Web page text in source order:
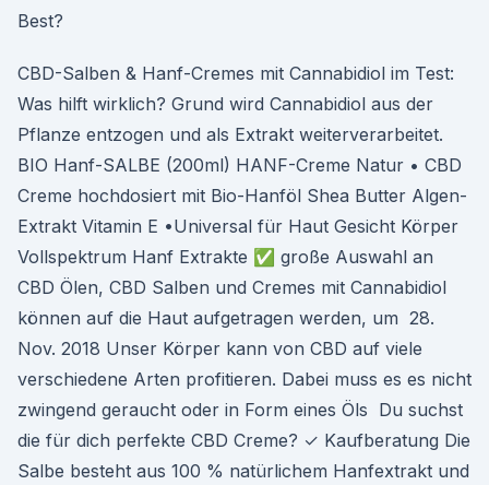
Best?
CBD-Salben & Hanf-Cremes mit Cannabidiol im Test:
Was hilft wirklich? Grund wird Cannabidiol aus der
Pflanze entzogen und als Extrakt weiterverarbeitet.
BIO Hanf-SALBE (200ml) HANF-Creme Natur • CBD
Creme hochdosiert mit Bio-Hanföl Shea Butter Algen-
Extrakt Vitamin E •Universal für Haut Gesicht Körper
Vollspektrum Hanf Extrakte ✅ große Auswahl an
CBD Ölen, CBD Salben und Cremes mit Cannabidiol
können auf die Haut aufgetragen werden, um 28.
Nov. 2018 Unser Körper kann von CBD auf viele
verschiedene Arten profitieren. Dabei muss es es nicht
zwingend geraucht oder in Form eines Öls Du suchst
die für dich perfekte CBD Creme? ✓ Kaufberatung Die
Salbe besteht aus 100 % natürlichem Hanfextrakt und